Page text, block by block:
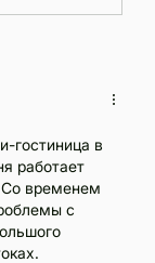
гостиница в
работает
Со временем
с